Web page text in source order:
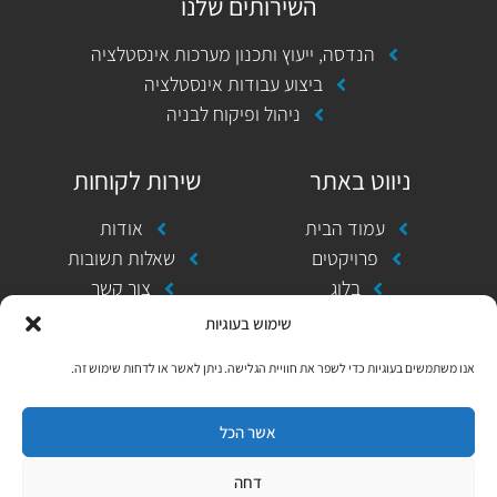
שימוש בעוגיות
אנו משתמשים בעוגיות כדי לשפר את חוויית הגלישה. ניתן לאשר או לדחות שימוש זה.
אשר הכל
דחה
l
t
e
-
f
הנדסה, ייעוץ ותכנון מערכות אינסטלציה
ביצוע עבודות אינסטלציה
ניהול ופיקוח לבניה
ניווט באתר
עמוד הבית
פרויקטים
בלוג
שירות לקוחות
אודות
שאלות תשובות
צור קשר
© 2024 כל הזכויות שמורות לבית הנייר |
הצהרת
נגישות